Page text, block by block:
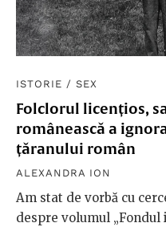
ISTORIE /SEX
Folclorul licențios,
românească a
țăranului român
ALEXANDRA ION
Am stat de vorbă cu
despre volumul „Fondul